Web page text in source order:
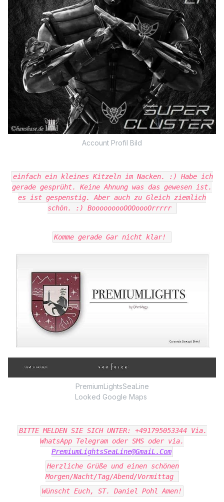
Account Profil Bild
einfach ein kleines Kitzeln im Nacken. :) Habe ich
gerade gesprüht. Keine Ahnung was das gewesen ist.
es ist gespenstig. Aber auch zu Gleich ziemlich
schön. :) BooooooooOOOoooOrrrrr
Komme gerade Gar nicht klar!
PremiumLightsSeaLine
Looked Google Maps
BITTE MELDEN SIE SICH UNTER: +491795053344 Via.
WhatsApp Telegram oder SMS oder via.
PremiumLightsSeaLine@GmaiL.Com
Herzliche Grüße und einen schönen
Morgen/Nacht/Tag/Abend/Vormittag
Wünscht Euch, ST. Daniel Pohl Amen!